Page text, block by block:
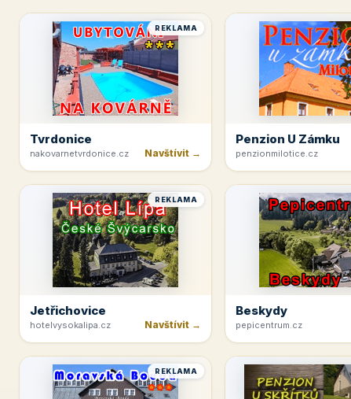
REKLAMA
Tvrdonice
nakovarnetvrdonice.cz Navštívit →
Penzion U Zámku
penzionmilotice.cz
REKLAMA
Jetřichovice
hotelvysokalipa.cz Navštívit →
Beskydy
pepicentrum.cz
REKLAMA